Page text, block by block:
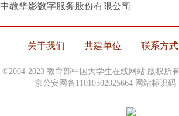
中教华影数字服务股份有限公司
关于我们 共建单位 联系方式
©2004-2023 教育部中国大学生在线网站 版权所有
京公安网备11010502025664 网站标识码